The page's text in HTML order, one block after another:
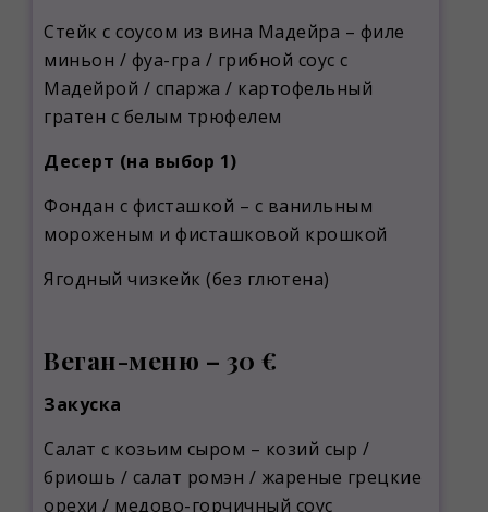
Стейк с соусом из вина Мадейра – филе
миньон / фуа-гра / грибной соус с
Мадейрой / спаржа / картофельный
гратен с белым трюфелем
Десерт (на выбор 1)
Фондан с фисташкой – с ванильным
мороженым и фисташковой крошкой
Ягодный чизкейк (без глютена)
Веган-меню – 30 €
Закуска
Салат с козьим сыром – козий сыр /
бриошь / салат ромэн / жареные грецкие
орехи / медово-горчичный соус